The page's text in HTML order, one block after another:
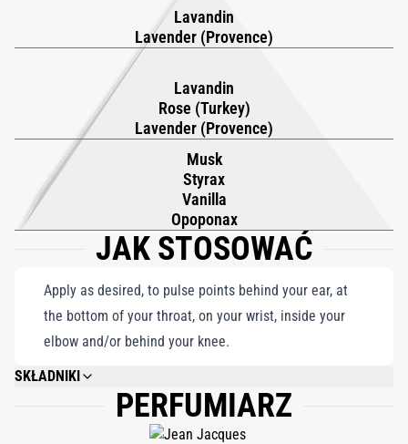
wciąż inspiruje. Duet lawendowo-waniliowy, delikatnie
akcentowany różą turecką, stopniowo ujawnia wyrafinowany
akord bursztynu z ciepłem styraksu, opoponaksu i piżma. Woda
toaletowa Pour Un Homme de CARON to coś więcej niż tylko
zapach, trwały hołd dla elegancji, w którym świeżość i bogactwo,
tradycja i śmiałość płynnie łączą się, tworząc naprawdę
niezapomniany zapach.
Lavandin
Lavender (Provence)
Lavandin
Rose (Turkey)
Lavender (Provence)
Musk
Styrax
Vanilla
Opoponax
JAK STOSOWAĆ
Apply as desired, to pulse points behind your ear, at
the bottom of your throat, on your wrist, inside your
elbow and/or behind your knee.
SKŁADNIKI
ALCOHOL DENAT., FRAGRANCE/PARFUM, WATER/AQUA, LINALOOL,
ETHYLHEXYL METHOXYCINNAMATE, ETHYLHEXYL SALICYLATE, BUTYL
METHOXYDIBENZOYLMETHANE, COUMARIN, BENZYL BENZOATE,
PERFUMIARZ